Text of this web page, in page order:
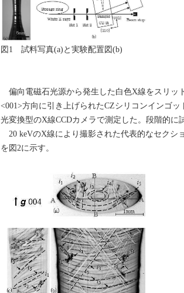
図1 試料写真(a)と実験配置図(b)
偏向電磁石光源から発生した白色X線をスリッ
<001>方向に引き上げられたCZシリコンインゴ
光変換型のX線CCDカメラで測定した。段階的に
20 keVのX線により撮影された代表的なセクシ
を図2に示す。